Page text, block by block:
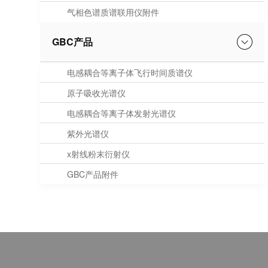
气相色谱质谱联用仪附件
GBC产品
电感耦合等离子体飞行时间质谱仪
原子吸收光谱仪
电感耦合等离子体发射光谱仪
紫外光谱仪
x射线粉末衍射仪
GBC产品附件